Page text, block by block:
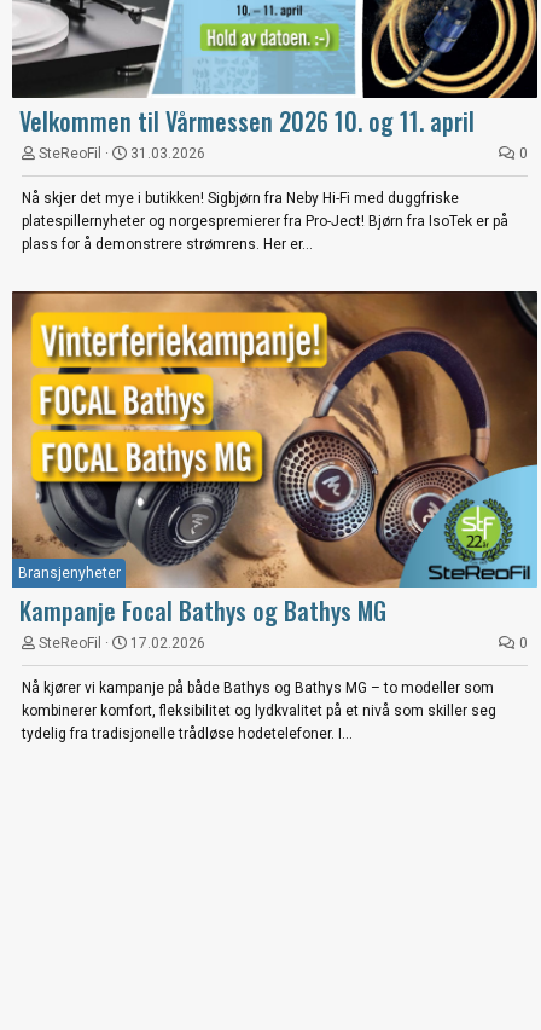
Velkommen til Vårmessen 2026 10. og 11. april
SteReoFil 31.03.2026 0
Nå skjer det mye i butikken! Sigbjørn fra Neby Hi-Fi med duggfriske
platespillernyheter og norgespremierer fra Pro-Ject! Bjørn fra IsoTek er på
plass for å demonstrere strømrens. Her er...
Bransjenyheter
Kampanje Focal Bathys og Bathys MG
SteReoFil 17.02.2026 0
Nå kjører vi kampanje på både Bathys og Bathys MG – to modeller som
kombinerer komfort, fleksibilitet og lydkvalitet på et nivå som skiller seg
tydelig fra tradisjonelle trådløse hodetelefoner. I...